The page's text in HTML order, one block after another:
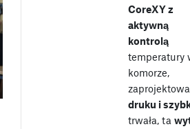
CoreXY z
aktywną
kontrolą
temperatury
komorze,
druku i
trwała, ta